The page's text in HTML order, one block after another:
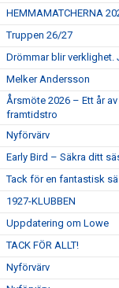
HEMMAMATCHERNA
Truppen 26/27
Drömmar blir
Melker Andersson
Årsmöte 2026 – Ett år
framtidstro
Nyförvärv
Early Bird – Säkra ditt
Tack för en fantastisk
1927-KLUBBEN
Uppdatering om Lowe
TACK FÖR ALLT!
Nyförvärv